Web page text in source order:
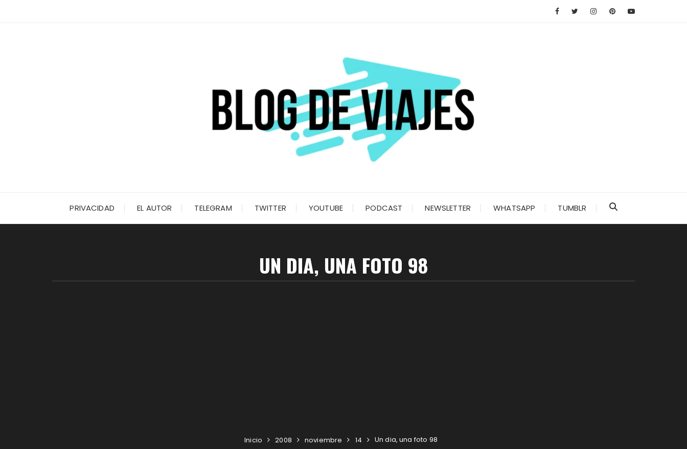
PRIVACIDAD EL AUTOR TELEGRAM TWITTER YOUTUBE PODCAST NEWSLETTER WHATSAPP TUMBLR
UN DIA, UNA FOTO 98
Inicio 2008 noviembre 14 Un dia, una foto 98